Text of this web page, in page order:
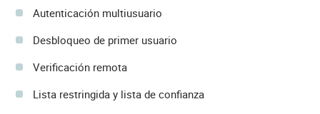
Autenticación multiusuario
Desbloqueo de primer usuario
Verificación remota
Lista restringida y lista de confianza